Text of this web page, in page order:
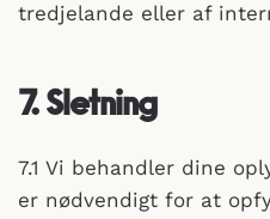
tredjelande eller af
7. Sletning
7.1 Vi behandler dine
er nødvendigt for at